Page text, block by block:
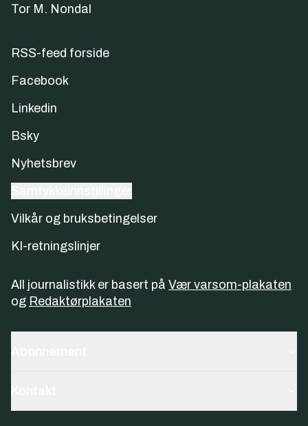
Tor M. Nondal
RSS-feed forside
Facebook
Linkedin
Bsky
Nyhetsbrev
Vilkår og bruksbetingelser
KI-retningslinjer
All journalistikk er basert på Vær varsom-plakaten
og Redaktørplakaten